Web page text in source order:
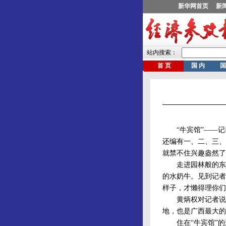
“牛宾馆”——记者
还编有一、二、三
就禁不住兴趣盎然
走进园林般的东
的水奶牛。见到记
样子，才懒得理你
黄炳权对记者说
地，也是广西最大
住在“牛宾馆”的